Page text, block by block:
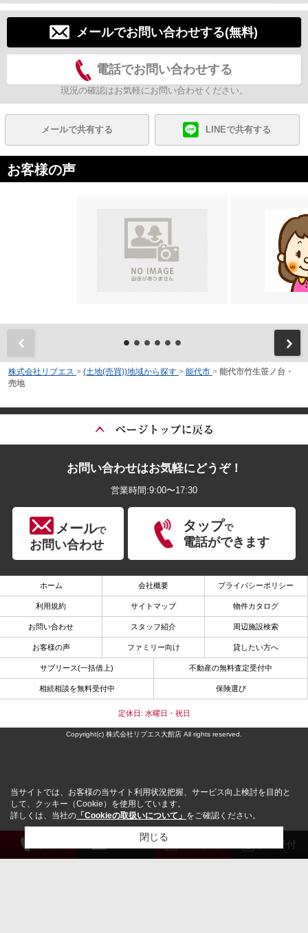
メールでお問い合わせする(無料)
電話でお問い合わせする
現況の確認はお気軽にお問い合わせください。
メールで共有する LINEで共有する
お客様の声
株式会社リブエス > (土地(売買))地域から探す > 能代市 > 能代市竹生笹ノ台・
売地
解約受付
お問い合わせはお気軽にどうぞ！
営業時間:9:00〜17:30
メールで
お問い合わせ
タップで
電話ができます
ホーム 会社概要 プライバシーポリシー
利用規約 サイトマップ 物件カタログ
お問い合わせ スタッフ紹介 周辺施設検索
お客様の声 ファミリー向け 貸したい方へ
サブリース(一括借上) 不動産の無料査定受付中
相続相談を無料受付中 保険選び
定休日: 水曜日・祝日
Copyright(c) 株式会社リブエス大館店 All rights reserved.
当サイトでは、お客様の当サイト利用状況把握、サービス向上検討を目的と
して、クッキー（Cookie）を使用しています。
詳しくは、当社の 「Cookieの取扱いについて」 をご確認ください。
閉じる